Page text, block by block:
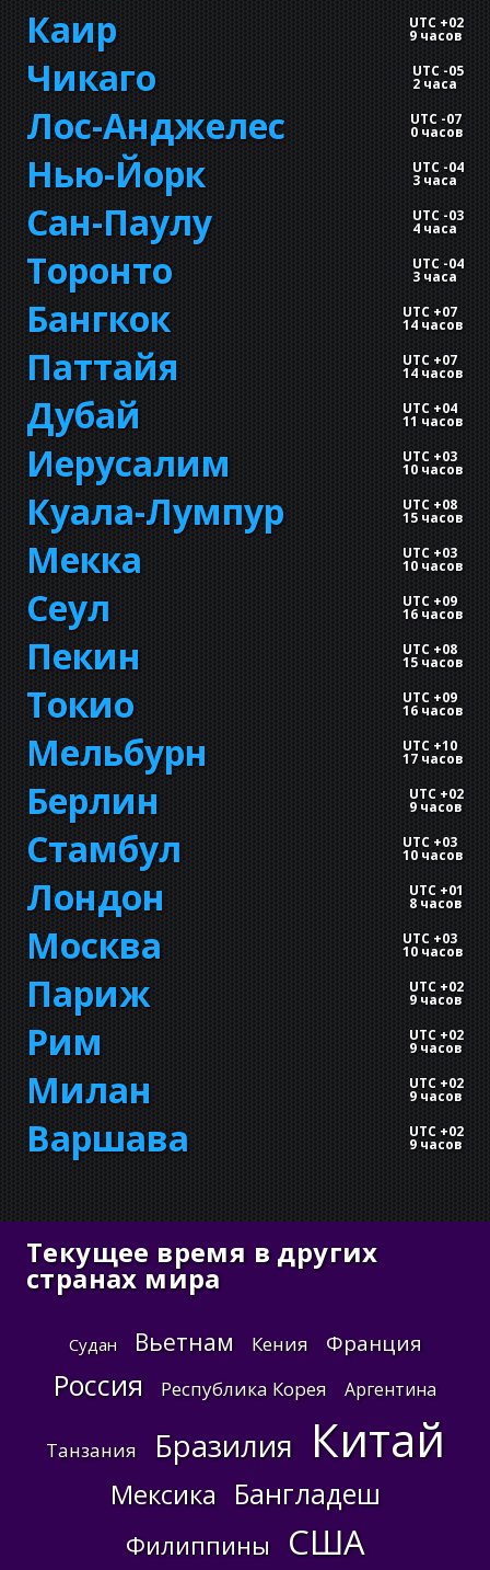
Каир UTC +02
9 часов
Чикаго UTC -05
2 часа
Лос-Анджелес UTC -07
0 часов
Нью-Йорк UTC -04
3 часа
Сан-Паулу UTC -03
4 часа
Торонто UTC -04
3 часа
Бангкок UTC +07
14 часов
Паттайя UTC +07
14 часов
Дубай UTC +04
11 часов
Иерусалим UTC +03
10 часов
Куала-Лумпур UTC +08
15 часов
Мекка UTC +03
10 часов
Сеул UTC +09
16 часов
Пекин UTC +08
15 часов
Токио UTC +09
16 часов
Мельбурн UTC +10
17 часов
Берлин UTC +02
9 часов
Стамбул UTC +03
10 часов
Лондон UTC +01
8 часов
Москва UTC +03
10 часов
Париж UTC +02
9 часов
Рим UTC +02
9 часов
Милан UTC +02
9 часов
Варшава UTC +02
9 часов
Текущее время в других
странах мира
Судан Вьетнам Кения Франция
Россия Республика Корея Аргентина
Танзания Бразилия Китай
Мексика Бангладеш
Филиппины США